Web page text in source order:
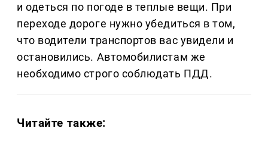
и одеться по погоде в теплые вещи. При
переходе дороге нужно убедиться в том,
что водители транспортов вас увидели и
остановились. Автомобилистам же
необходимо строго соблюдать ПДД.
Читайте также: